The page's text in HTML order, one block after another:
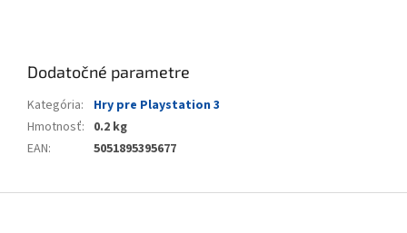
Dodatočné parametre
Kategória:
Hry pre Playstation 3
Hmotnosť: 0.2 kg
EAN: 5051895395677